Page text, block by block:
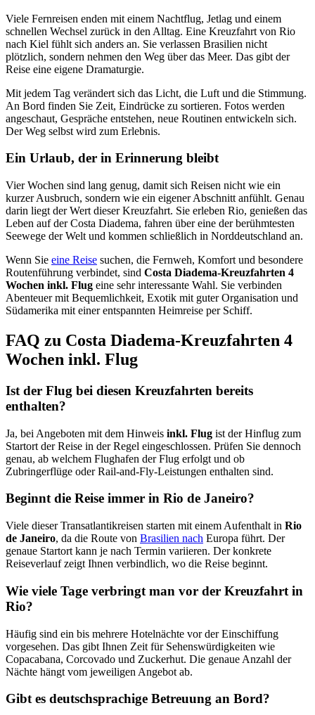
Viele Fernreisen enden mit einem Nachtflug, Jetlag und einem
schnellen Wechsel zurück in den Alltag. Eine Kreuzfahrt von Rio
nach Kiel fühlt sich anders an. Sie verlassen Brasilien nicht
plötzlich, sondern nehmen den Weg über das Meer. Das gibt der
Reise eine eigene Dramaturgie.
Mit jedem Tag verändert sich das Licht, die Luft und die Stimmung.
An Bord finden Sie Zeit, Eindrücke zu sortieren. Fotos werden
angeschaut, Gespräche entstehen, neue Routinen entwickeln sich.
Der Weg selbst wird zum Erlebnis.
Ein Urlaub, der in Erinnerung bleibt
Vier Wochen sind lang genug, damit sich Reisen nicht wie ein
kurzer Ausbruch, sondern wie ein eigener Abschnitt anfühlt. Genau
darin liegt der Wert dieser Kreuzfahrt. Sie erleben Rio, genießen das
Leben auf der Costa Diadema, fahren über eine der berühmtesten
Seewege der Welt und kommen schließlich in Norddeutschland an.
Wenn Sie eine Reise suchen, die Fernweh, Komfort und besondere
Routenführung verbindet, sind Costa Diadema-Kreuzfahrten 4
Wochen inkl. Flug eine sehr interessante Wahl. Sie verbinden
Abenteuer mit Bequemlichkeit, Exotik mit guter Organisation und
Südamerika mit einer entspannten Heimreise per Schiff.
FAQ zu Costa Diadema-Kreuzfahrten 4
Wochen inkl. Flug
Ist der Flug bei diesen Kreuzfahrten bereits
enthalten?
Ja, bei Angeboten mit dem Hinweis inkl. Flug ist der Hinflug zum
Startort der Reise in der Regel eingeschlossen. Prüfen Sie dennoch
genau, ab welchem Flughafen der Flug erfolgt und ob
Zubringerflüge oder Rail-and-Fly-Leistungen enthalten sind.
Beginnt die Reise immer in Rio de Janeiro?
Viele dieser Transatlantikreisen starten mit einem Aufenthalt in Rio
de Janeiro, da die Route von Brasilien nach Europa führt. Der
genaue Startort kann je nach Termin variieren. Der konkrete
Reiseverlauf zeigt Ihnen verbindlich, wo die Reise beginnt.
Wie viele Tage verbringt man vor der Kreuzfahrt in
Rio?
Häufig sind ein bis mehrere Hotelnächte vor der Einschiffung
vorgesehen. Das gibt Ihnen Zeit für Sehenswürdigkeiten wie
Copacabana, Corcovado und Zuckerhut. Die genaue Anzahl der
Nächte hängt vom jeweiligen Angebot ab.
Gibt es deutschsprachige Betreuung an Bord?